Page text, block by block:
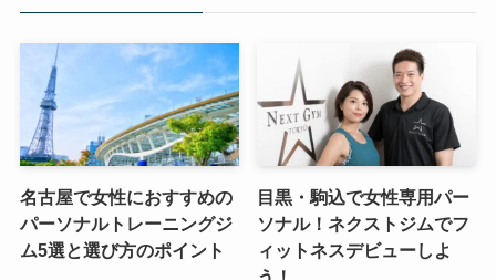
名古屋で女性におすすめの
パーソナルトレーニングジ
ム5選と選び方のポイント
目黒・駒込で女性専用パー
ソナル！ネクストジムでフ
ィットネスデビューしよ